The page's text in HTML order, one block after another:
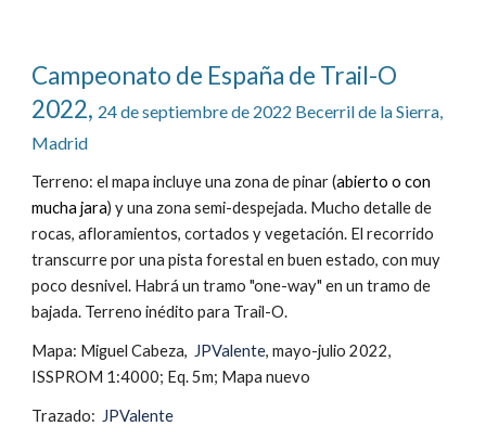
Campeonato de España de Trail-O
2022, 24 de septiembre de 2022 Becerril de la Sierra,
Madrid
Terreno: el mapa incluye una zona de pinar (abierto o con
mucha jara) y una zona semi-despejada. Mucho detalle de
rocas, afloramientos, cortados y vegetación. El recorrido
transcurre por una pista forestal en buen estado, con muy
poco desnivel. Habrá un tramo "one-way" en un tramo de
bajada. Terreno inédito para Trail-O.
Mapa: Miguel Cabeza, JPValente, mayo-julio 2022,
ISSPROM 1:4000; Eq. 5m; Mapa nuevo
Trazado: JPValente